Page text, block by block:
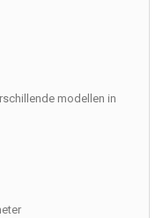
modellen in